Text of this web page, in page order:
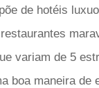
de hotéis
variam de 5
boa maneira